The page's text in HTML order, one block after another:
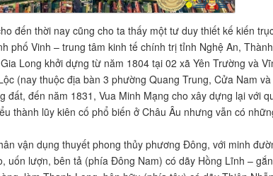
đến thời nay cũng cho ta thấy một tư duy thiết kế kiến
phố Vinh – trung tâm kinh tế chính trị tỉnh Nghệ An,
Long khởi dựng từ năm 1804 tại 02 xã Yên Trường và
(nay thuộc địa bàn 3 phường Quang Trung, Cửa Nam
đất, đến năm 1831, Vua Minh Mạng cho xây dựng lại với
thành lũy kiên cố phổ biến ở Châu Âu nhưng vẫn có
vận dụng thuyết phong thủy phương Đông, với minh
uốn lượn, bên tả (phía Đông Nam) có dãy Hồng Lĩnh –